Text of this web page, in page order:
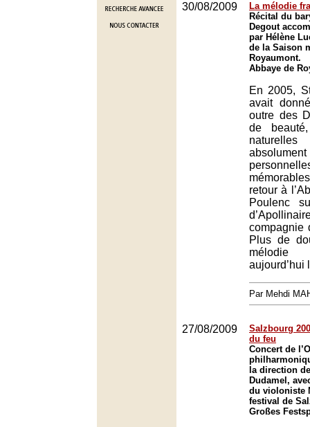
30/08/2009
La mélodie
Récital du
Degout
par Hélène
de la Saison
Royaumont.
Abbaye de
En 2005,
avait
outre des
de
retour à
Poulenc
compagnie
Plus de
aujourd’hui
Par Mehdi
27/08/2009
Salzbourg
du feu
Concert de
la direction
Dudamel,
du violoniste
festival de
Großes